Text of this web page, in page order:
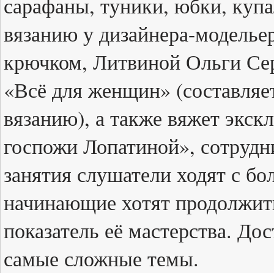
вязанию у дизайнера-
крючком, Литвиной Ольги
«Всё для женщин»
вязанию), а также вяжет
госпожи Лопатиной»,
занятия слушатели ходят с
начинающие хотят
показатель её мастерства.
самые сложные темы.